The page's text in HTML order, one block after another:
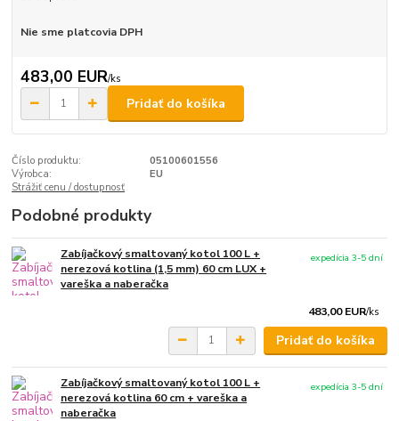
Nie sme platcovia DPH
483,00 EUR/ks
Pridať do košíka
Číslo produktu:
05100601556
Výrobca:
EU
Strážiť cenu / dostupnosť
Podobné produkty
Zabíjačkový smaltovaný kotol 100 L +
nerezová kotlina (1,5 mm) 60 cm LUX +
vareška a naberačka
483,00 EUR/ks
expedícia 3-5 dní
Pridať do košíka
Zabíjačkový smaltovaný kotol 100 L +
nerezová kotlina 60 cm + vareška a
naberačka
expedícia 3-5 dní